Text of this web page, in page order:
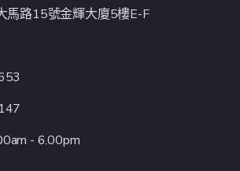
馬路15號金輝大廈5樓E-F
- 6.00pm